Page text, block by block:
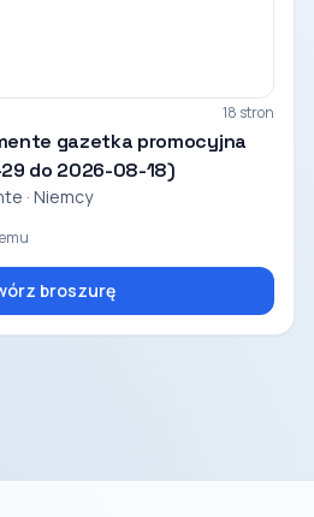
18 stron
gazetka promocyjna
do 2026-08-18)
· Niemcy
broszurę